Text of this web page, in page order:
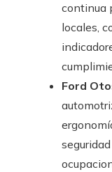
continua
locales,
Ford